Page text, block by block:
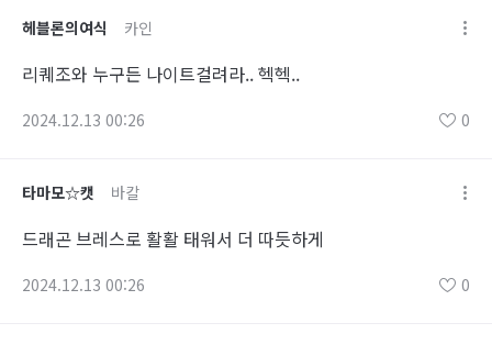
헤블론의여식 카인
리퀘조와 누구든 나이트걸려라.. 헥헥..
2024.12.13 00:26 0
타마모☆캣 바칼
드래곤 브레스로 활활 태워서 더 따듯하게
2024.12.13 00:26 0